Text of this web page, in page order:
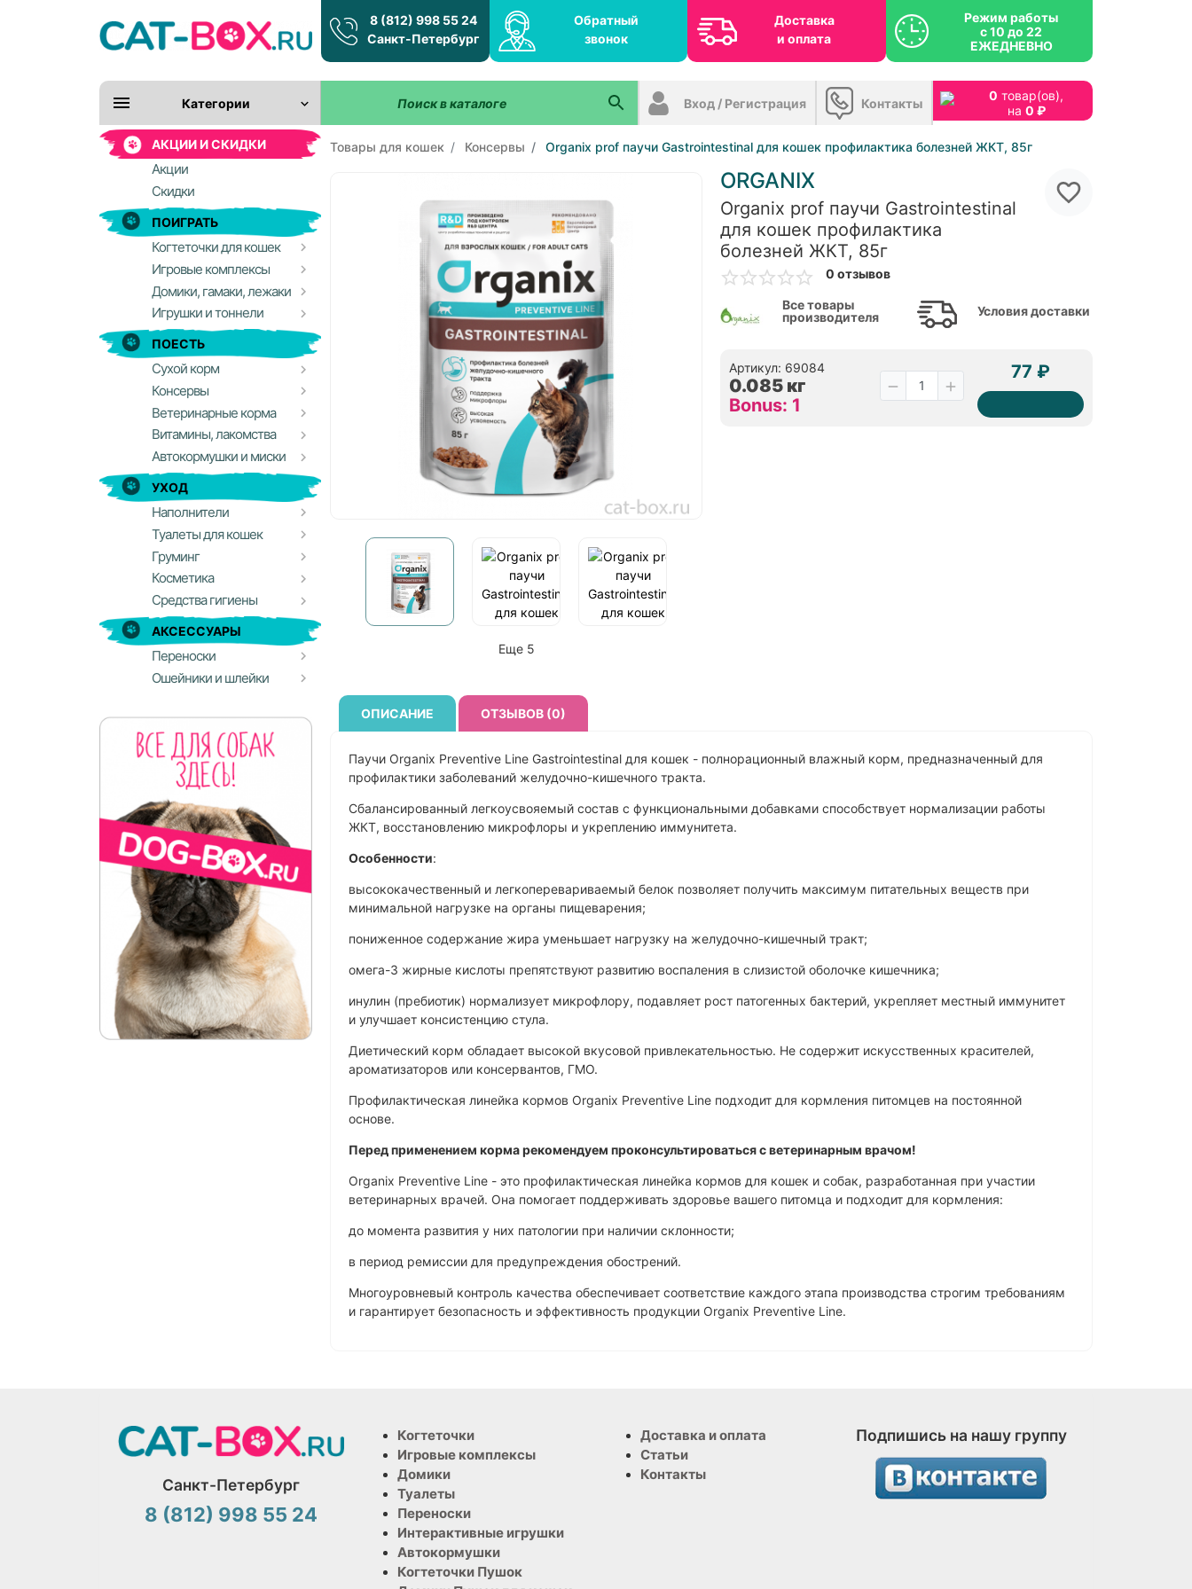
8 (812) 998 55 24
Санкт-Петербург
Обратный
звонок
Доставка
и оплата
Режим работы
с 10 до 22
ЕЖЕДНЕВНО
0 товар(ов),
на 0 ₽
Категории
АКЦИИ И СКИДКИ
Акции
Скидки
ПОИГРАТЬ
Когтеточки для кошек
Игровые комплексы
Домики, гамаки, лежаки
Игрушки и тоннели
ПОЕСТЬ
Сухой корм
Консервы
Ветеринарные корма
Витамины, лакомства
Автокормушки и миски
УХОД
Наполнители
Туалеты для кошек
Груминг
Косметика
Средства гигиены
АКСЕССУАРЫ
Переноски
Ошейники и шлейки
Вход / Регистрация Контакты
Товары для кошек Консервы Organix prof паучи Gastrointestinal для кошек профилактика болезней ЖКТ, 85г
Еще 5
ORGANIX
Organix prof паучи Gastrointestinal
для кошек профилактика
болезней ЖКТ, 85г
0 отзывов
Все товары
производителя
Условия доставки
Артикул: 69084
0.085 кг
Bonus: 1
77 ₽
ОПИСАНИЕ ОТЗЫВОВ (0)
Паучи Organix Preventive Line Gastrointestinal для кошек - полнорационный влажный корм, предназначенный для
профилактики заболеваний желудочно-кишечного тракта.
Сбалансированный легкоусвояемый состав с функциональными добавками способствует нормализации работы
ЖКТ, восстановлению микрофлоры и укреплению иммунитета.
Особенности:
высококачественный и легкоперевариваемый белок позволяет получить максимум питательных веществ при
минимальной нагрузке на органы пищеварения;
пониженное содержание жира уменьшает нагрузку на желудочно-кишечный тракт;
омега-3 жирные кислоты препятствуют развитию воспаления в слизистой оболочке кишечника;
инулин (пребиотик) нормализует микрофлору, подавляет рост патогенных бактерий, укрепляет местный иммунитет
и улучшает консистенцию стула.
Диетический корм обладает высокой вкусовой привлекательностью. Не содержит искусственных красителей,
ароматизаторов или консервантов, ГМО.
Профилактическая линейка кормов Organix Preventive Line подходит для кормления питомцев на постоянной
основе.
Перед применением корма рекомендуем проконсультироваться с ветеринарным врачом!
Organix Preventive Line - это профилактическая линейка кормов для кошек и собак, разработанная при участии
ветеринарных врачей. Она помогает поддерживать здоровье вашего питомца и подходит для кормления:
до момента развития у них патологии при наличии склонности;
в период ремиссии для предупреждения обострений.
Многоуровневый контроль качества обеспечивает соответствие каждого этапа производства строгим требованиям
и гарантирует безопасность и эффективность продукции Organix Preventive Line.
Санкт-Петербург
8 (812) 998 55 24
Когтеточки
Игровые комплексы
Домики
Туалеты
Переноски
Интерактивные игрушки
Автокормушки
Когтеточки Пушок
Доставка и оплата
Статьи
Контакты
Подпишись на нашу группу